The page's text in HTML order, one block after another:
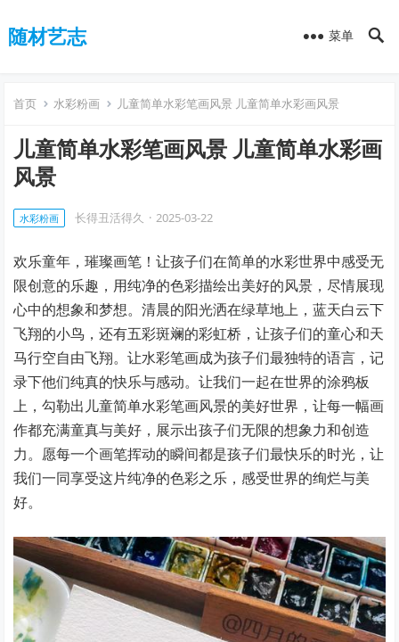
随材艺志 菜单
首页 水彩粉画 儿童简单水彩笔画风景 儿童简单水彩画风景
儿童简单水彩笔画风景 儿童简单水彩画
风景
水彩粉画 长得丑活得久 · 2025-03-22
欢乐童年，璀璨画笔！让孩子们在简单的水彩世界中感受无
限创意的乐趣，用纯净的色彩描绘出美好的风景，尽情展现
心中的想象和梦想。清晨的阳光洒在绿草地上，蓝天白云下
飞翔的小鸟，还有五彩斑斓的彩虹桥，让孩子们的童心和天
马行空自由飞翔。让水彩笔画成为孩子们最独特的语言，记
录下他们纯真的快乐与感动。让我们一起在世界的涂鸦板
上，勾勒出儿童简单水彩笔画风景的美好世界，让每一幅画
作都充满童真与美好，展示出孩子们无限的想象力和创造
力。愿每一个画笔挥动的瞬间都是孩子们最快乐的时光，让
我们一同享受这片纯净的色彩之乐，感受世界的绚烂与美
好。